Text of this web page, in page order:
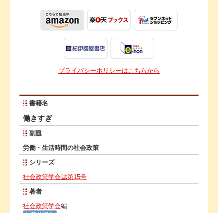
プライバシーポリシーはこちらから
書籍名
働きすぎ
副題
労働・生活時間の社会政策
シリーズ
社会政策学会誌第15号
著者
社会政策学会編